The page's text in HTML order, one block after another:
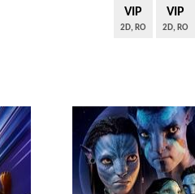
VIP
2D, RO
VIP
2D, RO